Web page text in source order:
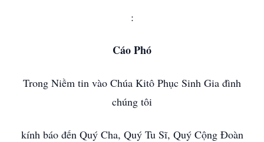
:
Cáo Phó
Trong Niềm tin vào Chúa Kitô Phục Sinh Gia đình
chúng tôi
kính báo đến Quý Cha, Quý Tu Sĩ, Quý Cộng Đoàn